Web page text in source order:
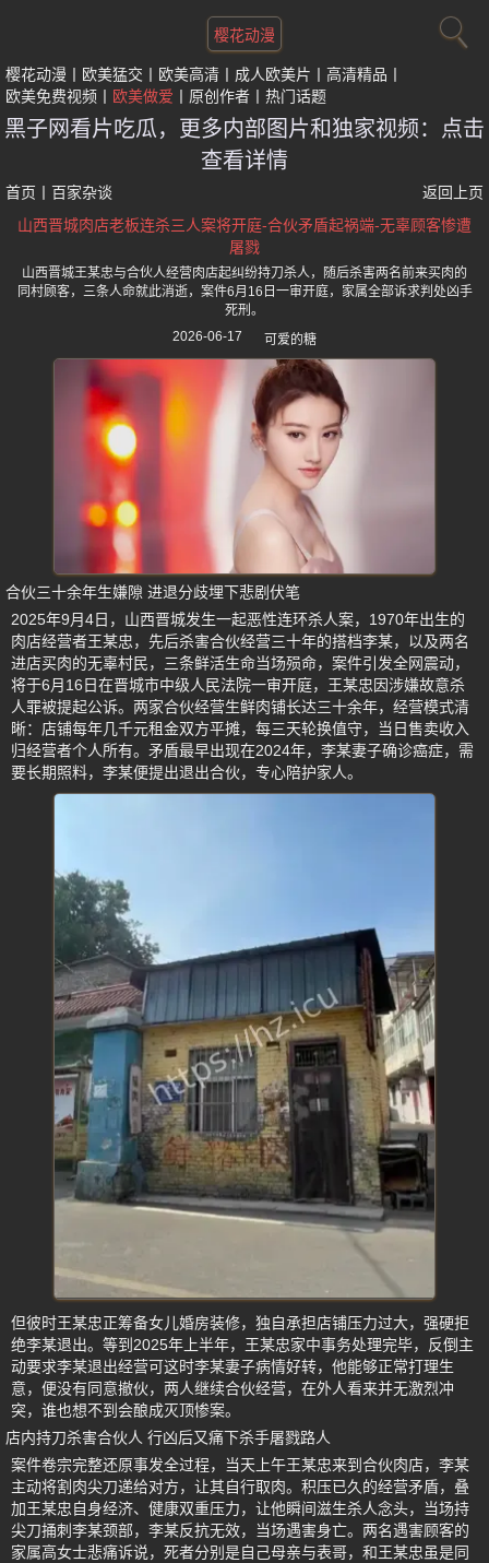
樱花动漫
樱花动漫 欧美猛交 欧美高清 成人欧美片
高清精品
欧美免费视频
欧美做爱 原创作者 热门话题
黑子网看片吃瓜，更多内部图片和独家视频：点击
查看详情
首页 百家杂谈
返回上页
山西晋城肉店老板连杀三人案将开庭-合伙矛盾起祸端-无辜顾客惨遭
屠戮
山西晋城王某忠与合伙人经营肉店起纠纷持刀杀人，随后杀害两名前来买肉的
同村顾客，三条人命就此消逝，案件6月16日一审开庭，家属全部诉求判处凶手
死刑。
2026-06-17
可爱的糖
合伙三十余年生嫌隙 进退分歧埋下悲剧伏笔
2025年9月4日，山西晋城发生一起恶性连环杀人案，1970年出生的
肉店经营者王某忠，先后杀害合伙经营三十年的搭档李某，以及两名
进店买肉的无辜村民，三条鲜活生命当场殒命，案件引发全网震动，
将于6月16日在晋城市中级人民法院一审开庭，王某忠因涉嫌故意杀
人罪被提起公诉。两家合伙经营生鲜肉铺长达三十余年，经营模式清
晰：店铺每年几千元租金双方平摊，每三天轮换值守，当日售卖收入
归经营者个人所有。矛盾最早出现在2024年，李某妻子确诊癌症，需
要长期照料，李某便提出退出合伙，专心陪护家人。
但彼时王某忠正筹备女儿婚房装修，独自承担店铺压力过大，强硬拒
绝李某退出。等到2025年上半年，王某忠家中事务处理完毕，反倒主
动要求李某退出经营可这时李某妻子病情好转，他能够正常打理生
意，便没有同意撤伙，两人继续合伙经营，在外人看来并无激烈冲
突，谁也想不到会酿成灭顶惨案。
店内持刀杀害合伙人 行凶后又痛下杀手屠戮路人
案件卷宗完整还原事发全过程，当天上午王某忠来到合伙肉店，李某
主动将割肉尖刀递给对方，让其自行取肉。积压已久的经营矛盾，叠
加王某忠自身经济、健康双重压力，让他瞬间滋生杀人念头，当场持
尖刀捅刺李某颈部，李某反抗无效，当场遇害身亡。两名遇害顾客的
家属高女士悲痛诉说，死者分别是自己母亲与表哥，和王某忠虽是同